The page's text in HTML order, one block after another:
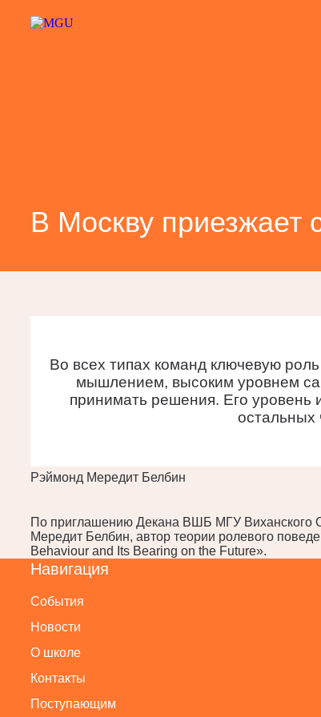
В Москву
Во всех типах команд ключевую
мышлением, высоким уровнем
принимать решения. Его уровень
Рэймонд Мередит Белбин
По приглашению Декана ВШБ МГУ Виханского
Мередит Белбин, автор теории ролевого
Behaviour and Its Bearing on the Future».
Навигация
События
Новости
О школе
Контакты
Поступающим